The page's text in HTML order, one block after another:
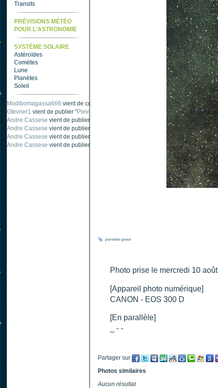
Transits
PRÉVISIONS MÉTÉO
POUR L'ASTRONOMIE
SYSTÈME SOLAIRE
Astéroïdes
Comètes
Lune
Planètes
Soleil
Modibomagassa666 vient de commenter " Ombre portée d'une traînée d'avion ".
Gfevrier1 vient de publier "Pleine Lune - 9 Aout 205
Andre Cassese vient de publier "
Tache solaire 18 juin 2021 lunette 120 mm
Andre Cassese vient de publier "
Tache solaire 21 juin 2021 lunette halpha 120
Andre Cassese vient de publier "
taches solaires et zone active halpha 27 juin
Andre Cassese vient de publier " Protuberance explosive 9 juin 2021 lunette
perseide grece
Photo prise le mercredi 10
[Appareil photo numérique]
CANON - EOS 300 D
[En parallèle]
_ - -
Partager sur
Photos similaires
Aucun résultat